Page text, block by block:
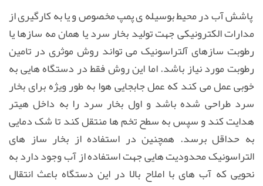
پاشش آب در محیط بوسیله ی پمپ مخصوص و یا به کارگیری از
مدارات الکترونیکی جهت تولید بخار سرد یا همان مه سازها یا
رطوبت سازهای آلتراسونیک می تواند روش موثری در تامین
رطوبت مورد نیاز باشد. اما این روش فقط در دستگاه هایی به
خوبی عمل می کند که عمل جابجایی هوا به طور ویژه برای بخار
سرد طراحی شده باشد و اول بخار سرد را به داخل هیتر
هدایت کند و سپس به سطح تخم ها منتقل کند تا شک دمایی
به حداقل برسد. همچنین در استفاده از بخار ساز های
التراسونیک محدودیت هایی جهت استفاده از آب وجود دارد به
نحویی که آب های با املاح بالا در این دستگاه باعث انتقال